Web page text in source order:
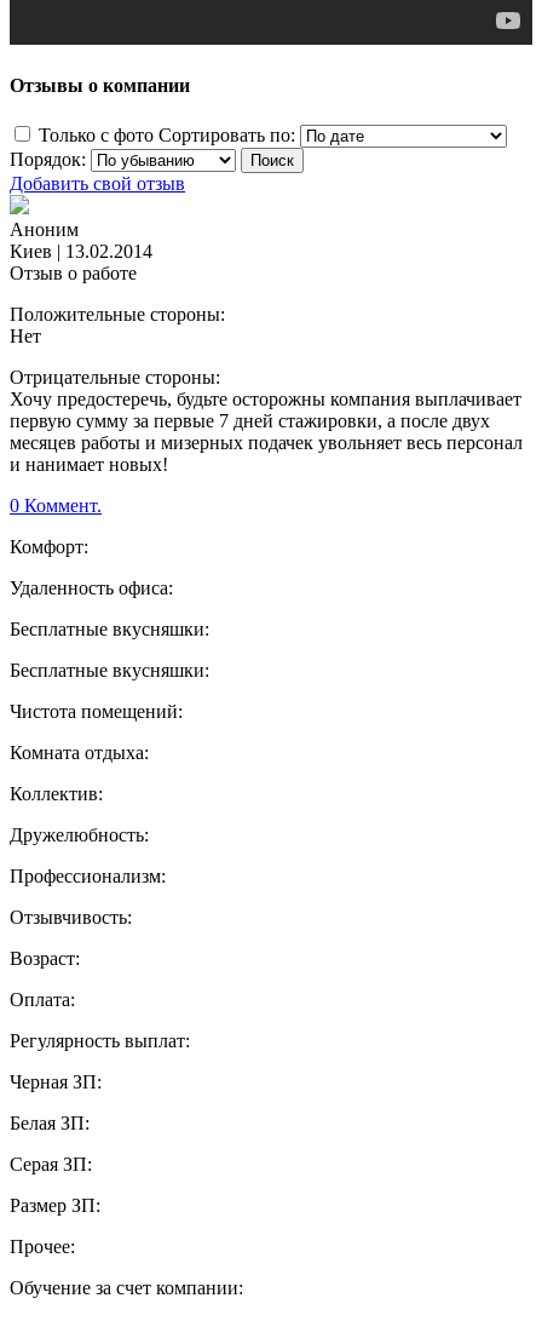
Отзывы о компании
Только с фото Сортировать по:
Порядок:
Добавить свой отзыв
Аноним
Киев | 13.02.2014
Отзыв о работе
Положительные стороны:
Нет
Отрицательные стороны:
Хочу предостеречь, будьте осторожны компания выплачивает
первую сумму за первые 7 дней стажировки, а после двух
месяцев работы и мизерных подачек увольняет весь персонал
и нанимает новых!
0 Коммент.
Комфорт:
Удаленность офиса:
Бесплатные вкусняшки:
Бесплатные вкусняшки:
Чистота помещений:
Комната отдыха:
Коллектив:
Дружелюбность:
Профессионализм:
Отзывчивость:
Возраст:
Оплата:
Регулярность выплат:
Черная ЗП:
Белая ЗП:
Серая ЗП:
Размер ЗП:
Прочее:
Обучение за счет компании: